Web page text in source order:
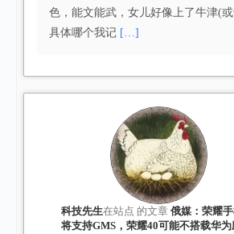
色，能文能武，女儿好像上了牛津(或
具体哪个我记 […]
科技先生在站点 的文章俄媒：荣耀
将支持GMS，荣耀40可能不搭载华为